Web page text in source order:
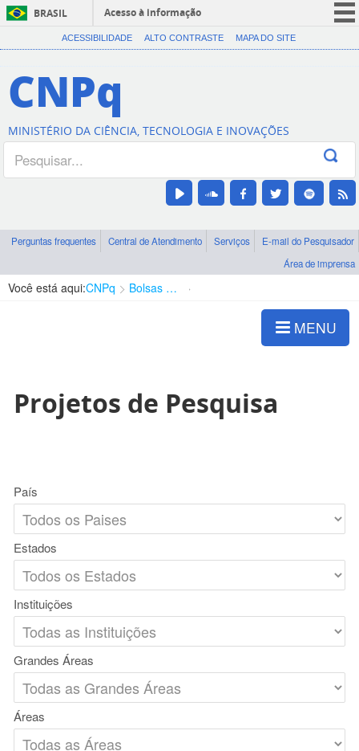
BRASIL
Acesso à informação
CORONAVÍRUS (COVID-19)
Canais
ACESSIBILIDADE ALTO CONTRASTE MAPA DO SITE
CNPq
MINISTÉRIO DA CIÊNCIA, TECNOLOGIA E INOVAÇÕES
Perguntas frequentes Central de Atendimento Serviços
E-mail do Pesquisador
Área de imprensa
Você está aqui:CNPq Bolsas e Auxílios Vigentes
MENU
Projetos de Pesquisa
País
Estados
Instituições
Grandes Áreas
Áreas